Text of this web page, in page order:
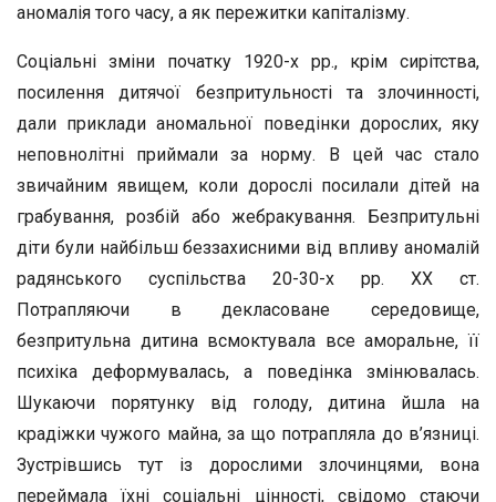
аномалія того часу, а як пережитки капіталізму.
Соціальні зміни початку 1920-х рр., крім сирітства,
посилення дитячої безпритульності та злочинності,
дали приклади аномальної поведінки дорослих, яку
неповнолітні приймали за норму. В цей час стало
звичайним явищем, коли дорослі посилали дітей на
грабування, розбій або жебракування. Безпритульні
діти були найбільш беззахисними від впливу аномалій
радянського суспільства 20-30-х рр. ХХ ст.
Потрапляючи в декласоване середовище,
безпритульна дитина всмоктувала все аморальне, її
психіка деформувалась, а поведінка змінювалась.
Шукаючи порятунку від голоду, дитина йшла на
крадіжки чужого майна, за що потрапляла до в’язниці.
Зустрівшись тут із дорослими злочинцями, вона
переймала їхні соціальні цінності, свідомо стаючи